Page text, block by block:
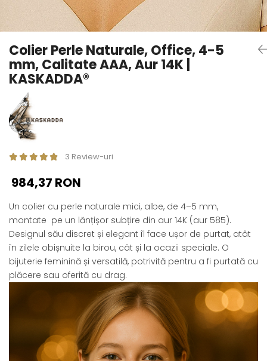
Seturi Perle cu Argint
Pandantive cu Perle
Brose cu Perle
Colier Perle Naturale, Office, 4-5
mm, Calitate AAA, Aur 14K |
KASKADDA®
3 Review-uri
984,37 RON
Un colier cu perle naturale mici, albe, de 4–5 mm,
montate pe un lănțișor subțire din aur 14K (aur 585).
Designul său discret și elegant îl face ușor de purtat, atât
în zilele obișnuite la birou, cât și la ocazii speciale. O
bijuterie feminină și versatilă, potrivită pentru a fi purtată cu
plăcere sau oferită cu drag.